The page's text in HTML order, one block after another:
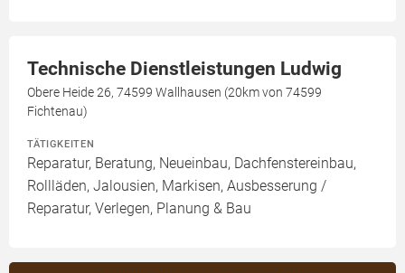
Technische Dienstleistungen Ludwig
Obere Heide 26, 74599 Wallhausen (20km von 74599
Fichtenau)
TÄTIGKEITEN
Reparatur, Beratung, Neueinbau, Dachfenstereinbau,
Rollläden, Jalousien, Markisen, Ausbesserung /
Reparatur, Verlegen, Planung & Bau